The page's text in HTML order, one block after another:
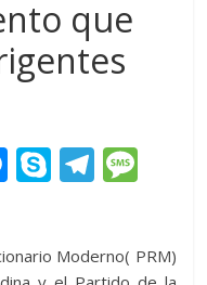
que
M
e
S
p
T
gr a
Moderno( PRM)